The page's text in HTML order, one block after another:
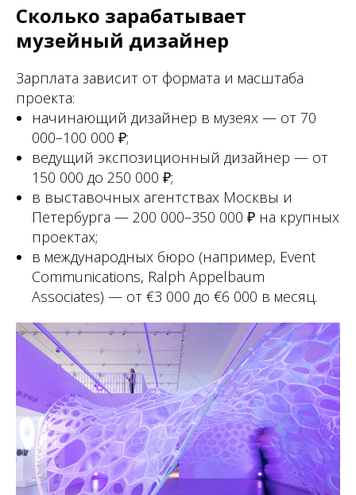
Сколько зарабатывает
музейный дизайнер
Зарплата зависит от формата и масштаба
проекта:
начинающий дизайнер в музеях — от 70
000–100 000 ₽;
ведущий экспозиционный дизайнер — от
150 000 до 250 000 ₽;
в выставочных агентствах Москвы и
Петербурга — 200 000–350 000 ₽ на крупных
проектах;
в международных бюро (например, Event
Communications, Ralph Appelbaum
Associates) — от €3 000 до €6 000 в месяц.